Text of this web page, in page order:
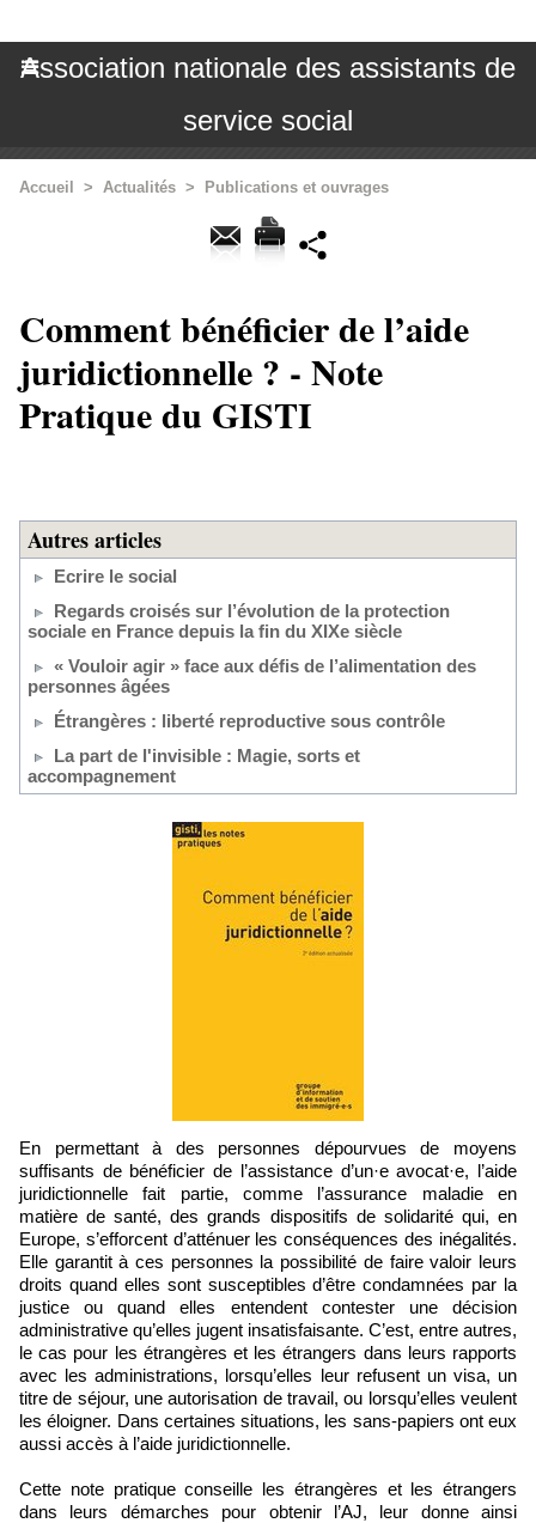
Association nationale des assistants de
service social
Accueil > Actualités > Publications et ouvrages
Comment bénéficier de l’aide
juridictionnelle ? - Note
Pratique du GISTI
Autres articles
Ecrire le social
Regards croisés sur l’évolution de la protection
sociale en France depuis la fin du XIXe siècle
« Vouloir agir » face aux défis de l’alimentation des
personnes âgées
Étrangères : liberté reproductive sous contrôle
La part de l'invisible : Magie, sorts et
accompagnement
En permettant à des personnes dépourvues de moyens
suffisants de bénéficier de l’assistance d’un·e avocat·e, l’aide
juridictionnelle fait partie, comme l’assurance maladie en
matière de santé, des grands dispositifs de solidarité qui, en
Europe, s’efforcent d’atténuer les conséquences des inégalités.
Elle garantit à ces personnes la possibilité de faire valoir leurs
droits quand elles sont susceptibles d’être condamnées par la
justice ou quand elles entendent contester une décision
administrative qu’elles jugent insatisfaisante. C’est, entre autres,
le cas pour les étrangères et les étrangers dans leurs rapports
avec les administrations, lorsqu’elles leur refusent un visa, un
titre de séjour, une autorisation de travail, ou lorsqu’elles veulent
les éloigner. Dans certaines situations, les sans-papiers ont eux
aussi accès à l’aide juridictionnelle.
Cette note pratique conseille les étrangères et les étrangers
dans leurs démarches pour obtenir l’AJ, leur donne ainsi